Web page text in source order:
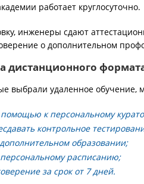
работает круглосуточно.
инженеры сдают
о дополнительном
дистанционного
выбрали удаленное обучение,
к персональному
контрольное
образовании;
расписанию;
за срок от 7 дней.